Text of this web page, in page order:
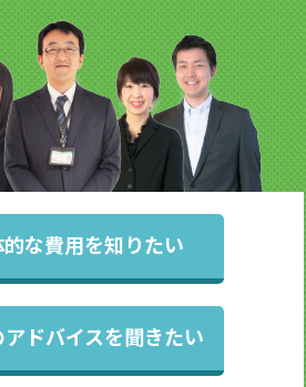
な費用を知りたい
ドバイスを聞きたい